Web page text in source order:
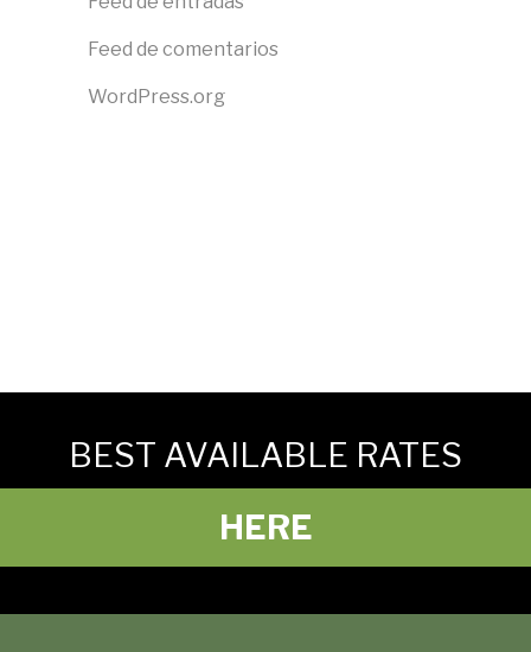
Feed de comentarios
WordPress.org
BEST AVAILABLE RATES
HERE